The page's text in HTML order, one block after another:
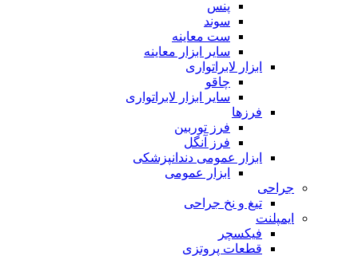
پنس
سوند
ست معاینه
سایر ابزار معاینه
ابزار لابراتواری
چاقو
سایر ابزار لابراتواری
فرزها
فرز توربین
فرز آنگل
ابزار عمومی دندانپزشکی
ابزار عمومی
جراحی
تیغ و نخ جراحی
ایمپلنت
فیکسچر
قطعات پروتزی